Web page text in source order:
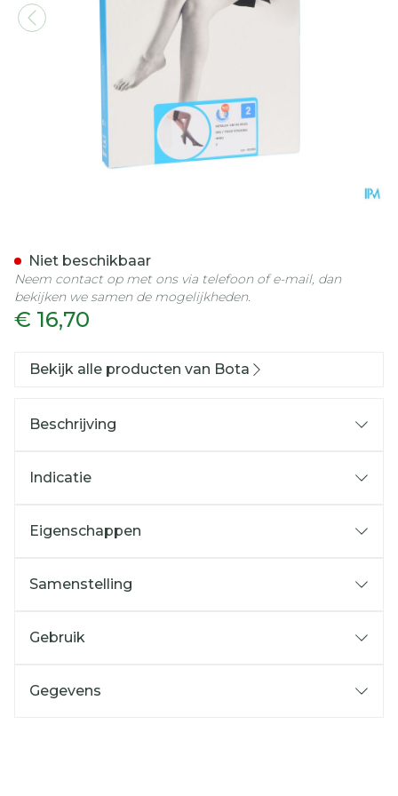
€ 16,70
Niet beschikbaar
Neem contact op met ons via telefoon of e-mail, dan
bekijken we samen de mogelijkheden.
Bekijk alle producten van Bota
Beschrijving
Indicatie
Eigenschappen
Samenstelling
Gebruik
Gegevens